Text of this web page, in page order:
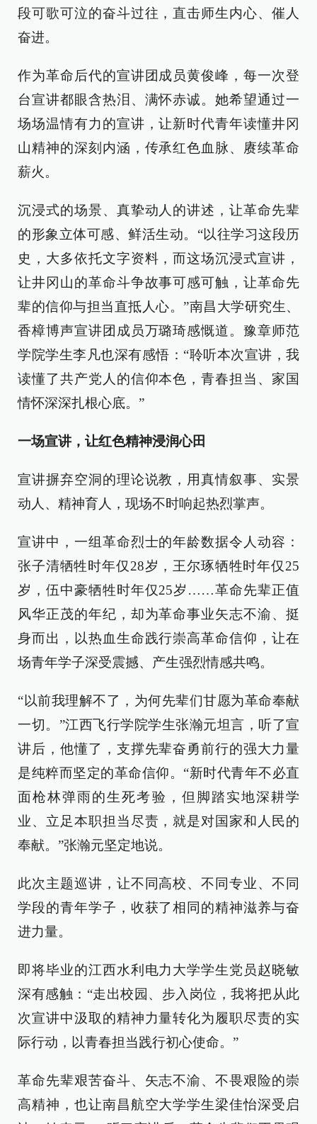
段可歌可泣的奋斗过往，直击师生内心、催人
奋进。
作为革命后代的宣讲团成员黄俊峰，每一次登
台宣讲都眼含热泪、满怀赤诚。她希望通过一
场场温情有力的宣讲，让新时代青年读懂井冈
山精神的深刻内涵，传承红色血脉、赓续革命
薪火。
沉浸式的场景、真挚动人的讲述，让革命先辈
的形象立体可感、鲜活生动。“以往学习这段历
史，大多依托文字资料，而这场沉浸式宣讲，
让井冈山的革命斗争故事可感可触，让革命先
辈的信仰与担当直抵人心。”南昌大学研究生、
香樟博声宣讲团成员万璐琦感慨道。豫章师范
学院学生李凡也深有感悟：“聆听本次宣讲，我
读懂了共产党人的信仰本色，青春担当、家国
情怀深深扎根心底。”
一场宣讲，让红色精神浸润心田
宣讲摒弃空洞的理论说教，用真情叙事、实景
动人、精神育人，现场不时响起热烈掌声。
宣讲中，一组革命烈士的年龄数据令人动容：
张子清牺牲时年仅28岁，王尔琢牺牲时年仅25
岁，伍中豪牺牲时年仅25岁……革命先辈正值
风华正茂的年纪，却为革命事业矢志不渝、挺
身而出，以热血生命践行崇高革命信仰，让在
场青年学子深受震撼、产生强烈情感共鸣。
“以前我理解不了，为何先辈们甘愿为革命奉献
一切。”江西飞行学院学生张瀚元坦言，听了宣
讲后，他懂了，支撑先辈奋勇前行的强大力量
是纯粹而坚定的革命信仰。“新时代青年不必直
面枪林弹雨的生死考验，但脚踏实地深耕学
业、立足本职担当尽责，就是对国家和人民的
奉献。”张瀚元坚定地说。
此次主题巡讲，让不同高校、不同专业、不同
学段的青年学子，收获了相同的精神滋养与奋
进力量。
即将毕业的江西水利电力大学学生党员赵晓敏
深有感触：“走出校园、步入岗位，我将把从此
次宣讲中汲取的精神力量转化为履职尽责的实
际行动，以青春担当践行初心使命。”
革命先辈艰苦奋斗、矢志不渝、不畏艰险的崇
高精神，也让南昌航空大学学生梁佳怡深受启